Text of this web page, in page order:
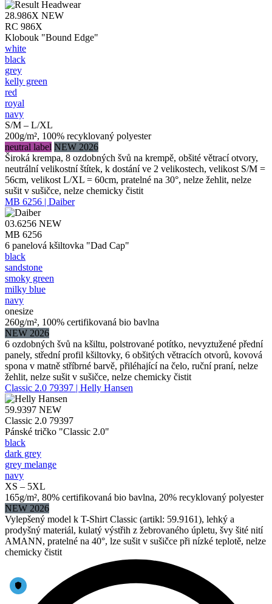
28.986X NEW
RC 986X
Klobouk "Bound Edge"
white
black
grey
kelly green
red
royal
navy
S/M – L/XL
200g/m², 100% recyklovaný polyester
neutral label NEW 2026
Široká krempa, 8 ozdobných švů na krempě, obšité větrací otvory,
neutrální velikostní štítek, k dostání ve 2 velikostech, velikost S/M =
56cm, velikost L/XL = 60cm, pratelné na 30°, nelze žehlit, nelze
sušit v sušičce, nelze chemicky čistit
MB 6256 | Daiber
03.6256 NEW
MB 6256
6 panelová kšiltovka "Dad Cap"
black
sandstone
smoky green
milky blue
navy
onesize
260g/m², 100% certifikovaná bio bavlna
NEW 2026
6 ozdobných švů na kšiltu, polstrované potítko, nevyztužené přední
panely, střední profil kšiltovky, 6 obšitých větracích otvorů, kovová
spona v matně stříbrné barvě, přiléhající na čelo, ruční praní, nelze
žehlit, nelze sušit v sušičce, nelze chemicky čistit
Classic 2.0 79397 | Helly Hansen
59.9397 NEW
Classic 2.0 79397
Pánské tričko "Classic 2.0"
black
dark grey
grey melange
navy
XS – 5XL
165g/m², 80% certifikovaná bio bavlna, 20% recyklovaný polyester
NEW 2026
Vylepšený model k T-Shirt Classic (artikl: 59.9161), lehký a
prodyšný materiál, kulatý výstřih z žebrovaného úpletu, švy šité nití
AMANN, pratelné na 40°, lze sušit v sušičce při nízké teplotě, nelze
chemicky čistit